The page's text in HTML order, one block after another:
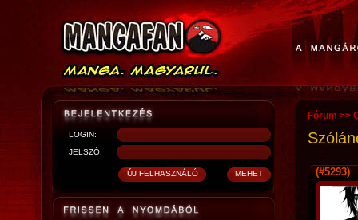
LOGIN:
JELSZÓ:
Fórum >>
(#5293)